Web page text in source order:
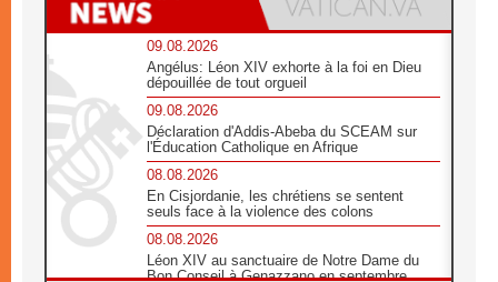
09.08.2026
Angélus: Léon XIV exhorte à la foi en Dieu
dépouillée de tout orgueil
09.08.2026
Déclaration d'Addis-Abeba du SCEAM sur
l'Éducation Catholique en Afrique
08.08.2026
En Cisjordanie, les chrétiens se sentent
seuls face à la violence des colons
08.08.2026
Léon XIV au sanctuaire de Notre Dame du
Bon Conseil à Genazzano en septembre